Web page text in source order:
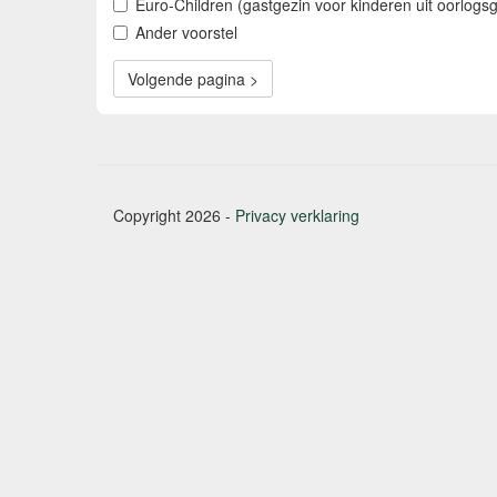
Euro-Children (gastgezin voor kinderen uit
Ander voorstel
Volgende pagina >
Copyright 2026 - Privacy verklaring